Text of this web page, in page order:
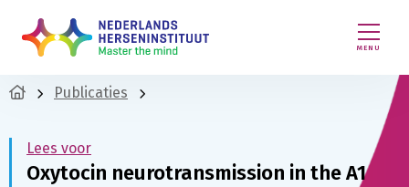
MENU
Publicaties
Lees voor
Oxytocin neurotransmission in the A1